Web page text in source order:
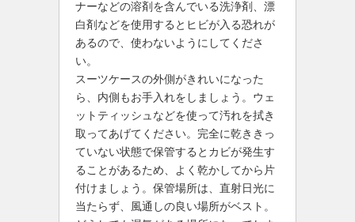
ナーなどの溶剤を含んでいる洗浄剤、漂
白剤などを使用するとヒビが入る恐れが
あるので、使わないようにしてくださ
い。
スーツケースの外側がきれいになった
ら、内側もお手入れをしましょう。ウェ
ットティッシュなどを使って汚れを拭き
取ってあげてください。完全に乾ききっ
ていない状態で保管するとカビが発生す
ることがあるため、よく乾かしてから片
付けましょう。保管場所は、直射日光に
当たらず、風通しの良い場所がベスト。